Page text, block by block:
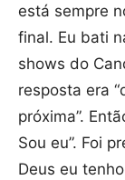
está sempre
final. Eu bati
shows do
resposta era
próxima”.
Sou eu”. Foi
Deus eu